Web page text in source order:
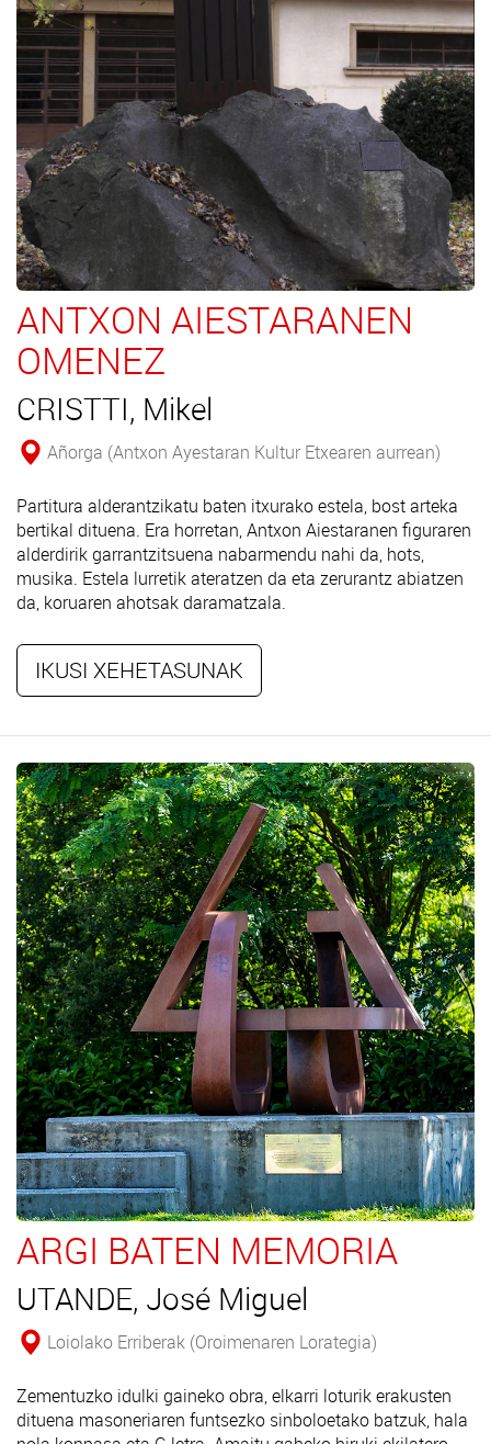
ANTXON AIESTARANEN
OMENEZ
CRISTTI, Mikel
Añorga (Antxon Ayestaran Kultur Etxearen aurrean)
Partitura alderantzikatu baten itxurako estela, bost arteka
bertikal dituena. Era horretan, Antxon Aiestaranen figuraren
alderdirik garrantzitsuena nabarmendu nahi da, hots,
musika. Estela lurretik ateratzen da eta zerurantz abiatzen
da, koruaren ahotsak daramatzala.
IKUSI XEHETASUNAK
ARGI BATEN MEMORIA
UTANDE, José Miguel
Loiolako Erriberak (Oroimenaren Lorategia)
Zementuzko idulki gaineko obra, elkarri loturik erakusten
dituena masoneriaren funtsezko sinboloetako batzuk, hala